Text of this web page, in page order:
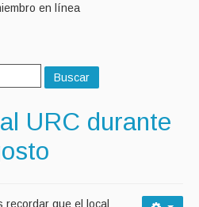
en línea
Buscar
URC durante
recordar que el local